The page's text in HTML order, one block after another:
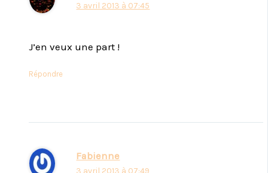
3 avril 2013 à 07:45
J’en veux une part !
Répondre
Fabienne